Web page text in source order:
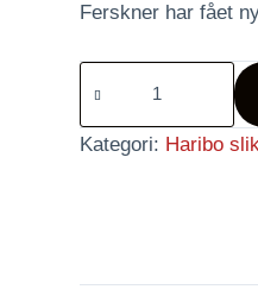
Ferskner har fået
Melba
antal
Kategori: Haribo slik